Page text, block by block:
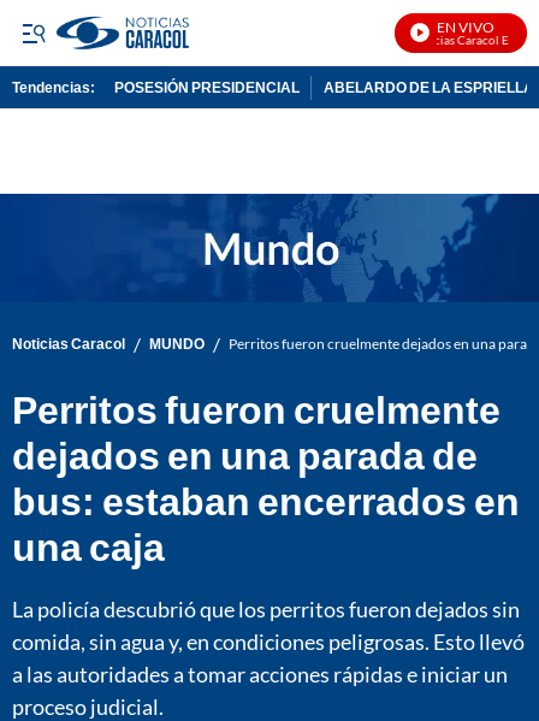
EN VIVO
Noticias Caracol En Vivo
Tendencias: POSESIÓN PRESIDENCIAL ABELARDO DE LA ESPRIELLA
Noticias Caracol / MUNDO / Perritos fueron cruelmente dejados en una
Perritos fueron cruelmente
dejados en una parada de
bus: estaban encerrados en
una caja
La policía descubrió que los perritos fueron dejados sin
comida, sin agua y, en condiciones peligrosas. Esto llevó
a las autoridades a tomar acciones rápidas e iniciar un
proceso judicial.